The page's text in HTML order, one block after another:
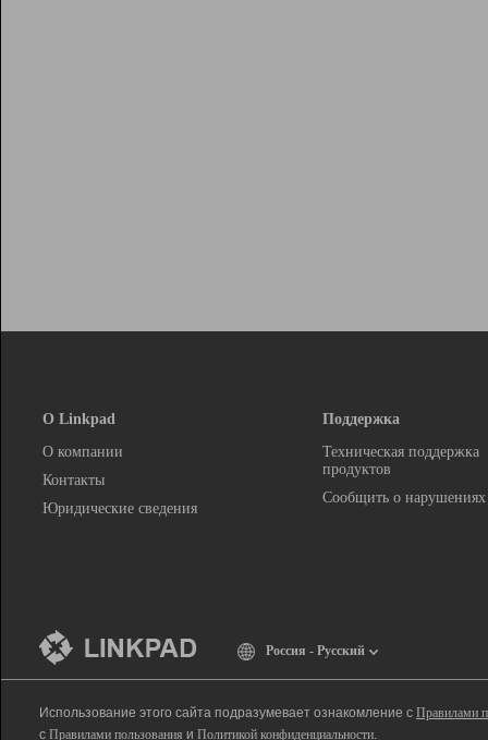
О Linkpad
О компании
Контакты
Юридические сведения
Поддержка
Техническая поддержка
продуктов
Сообщить о нарушениях
Россия - Русский
Использование этого сайта подразумевает ознакомление с Правилами
с Правилами пользования и Политикой конфиденциальности.